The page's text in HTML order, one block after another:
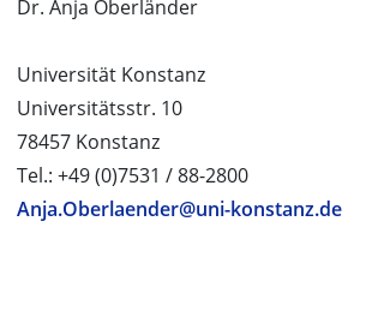
Dr. Anja Oberländer
Universität Konstanz
Universitätsstr. 10
78457 Konstanz
Tel.: +49 (0)7531 / 88-2800
Anja.Oberlaender@uni-konstanz.de